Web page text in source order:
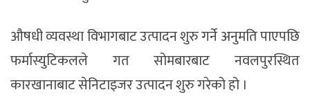
औषधी व्यवस्था विभागबाट उत्पादन शुरु गर्ने अनुमति पाएपछि
फर्मास्युटिकलले गत सोमबारबाट नवलपुरस्थित
कारखानाबाट सेनिटाइजर उत्पादन शुरु गरेको हो ।